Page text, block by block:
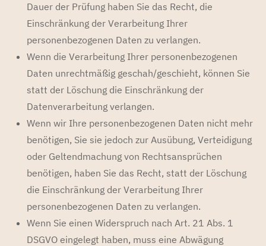
Dauer der Prüfung haben Sie das Recht, die
Einschränkung der Verarbeitung Ihrer
personenbezogenen Daten zu verlangen.
Wenn die Verarbeitung Ihrer personenbezogenen
Daten unrechtmäßig geschah/geschieht, können Sie
statt der Löschung die Einschränkung der
Datenverarbeitung verlangen.
Wenn wir Ihre personenbezogenen Daten nicht mehr
benötigen, Sie sie jedoch zur Ausübung, Verteidigung
oder Geltendmachung von Rechtsansprüchen
benötigen, haben Sie das Recht, statt der Löschung
die Einschränkung der Verarbeitung Ihrer
personenbezogenen Daten zu verlangen.
Wenn Sie einen Widerspruch nach Art. 21 Abs. 1
DSGVO eingelegt haben, muss eine Abwägung